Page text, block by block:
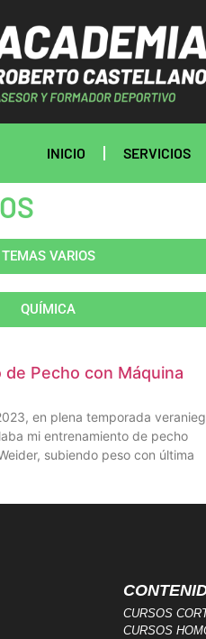
INICIO SERVICIOS
TEMAS VARIOS
QUÍMICA
Pecho con Máquina
en plena temporada
mi entrenamiento de pecho
subiendo peso con última
CURSOS
CURSOS